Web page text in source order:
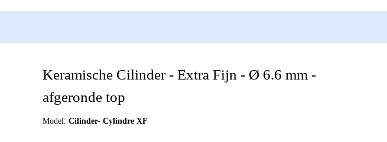
Keramische Cilinder - Extra Fijn - Ø 6.6 mm -
afgeronde top
Model:Cilinder- Cylindre XF